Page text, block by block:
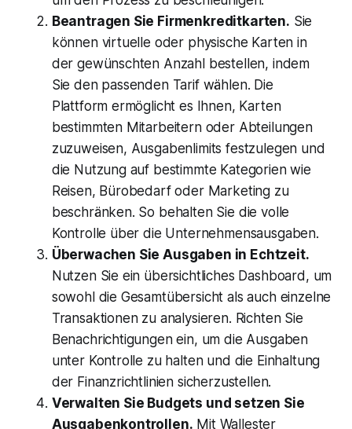
Beantragen Sie Firmenkreditkarten. Sie
können virtuelle oder physische Karten in
der gewünschten Anzahl bestellen, indem
Sie den passenden Tarif wählen. Die
Plattform ermöglicht es Ihnen, Karten
bestimmten Mitarbeitern oder Abteilungen
zuzuweisen, Ausgabenlimits festzulegen und
die Nutzung auf bestimmte Kategorien wie
Reisen, Bürobedarf oder Marketing zu
beschränken. So behalten Sie die volle
Kontrolle über die Unternehmensausgaben.
Überwachen Sie Ausgaben in Echtzeit.
Nutzen Sie ein übersichtliches Dashboard, um
sowohl die Gesamtübersicht als auch einzelne
Transaktionen zu analysieren. Richten Sie
Benachrichtigungen ein, um die Ausgaben
unter Kontrolle zu halten und die Einhaltung
der Finanzrichtlinien sicherzustellen.
Verwalten Sie Budgets und setzen Sie
Ausgabenkontrollen. Mit Wallester